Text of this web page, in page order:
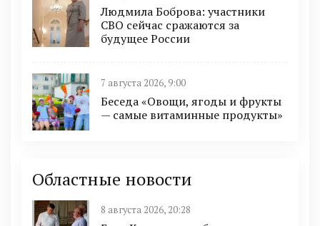
Людмила Боброва: участники
СВО сейчас сражаются за
будущее России
7 августа 2026, 9:00
Беседа «Овощи, ягоды и фрукты
— самые витаминные продукты»
Областные новости
8 августа 2026, 20:28